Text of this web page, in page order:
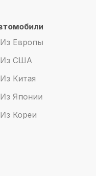
Из Европы
Из США
Из Китая
Из Японии
Из Кореи